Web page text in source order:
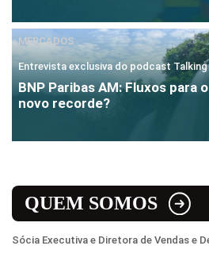
MERCADOS
Entrevista exclusiva do podcast
BNP Paribas AM: Fluxos para
novo recorde?
QUEM SOMOS
Sócia Executiva e Diretora de Vendas e